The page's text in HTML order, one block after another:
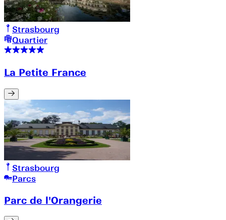
Strasbourg
Quartier
La Petite France
Strasbourg
Parcs
Parc de l'Orangerie